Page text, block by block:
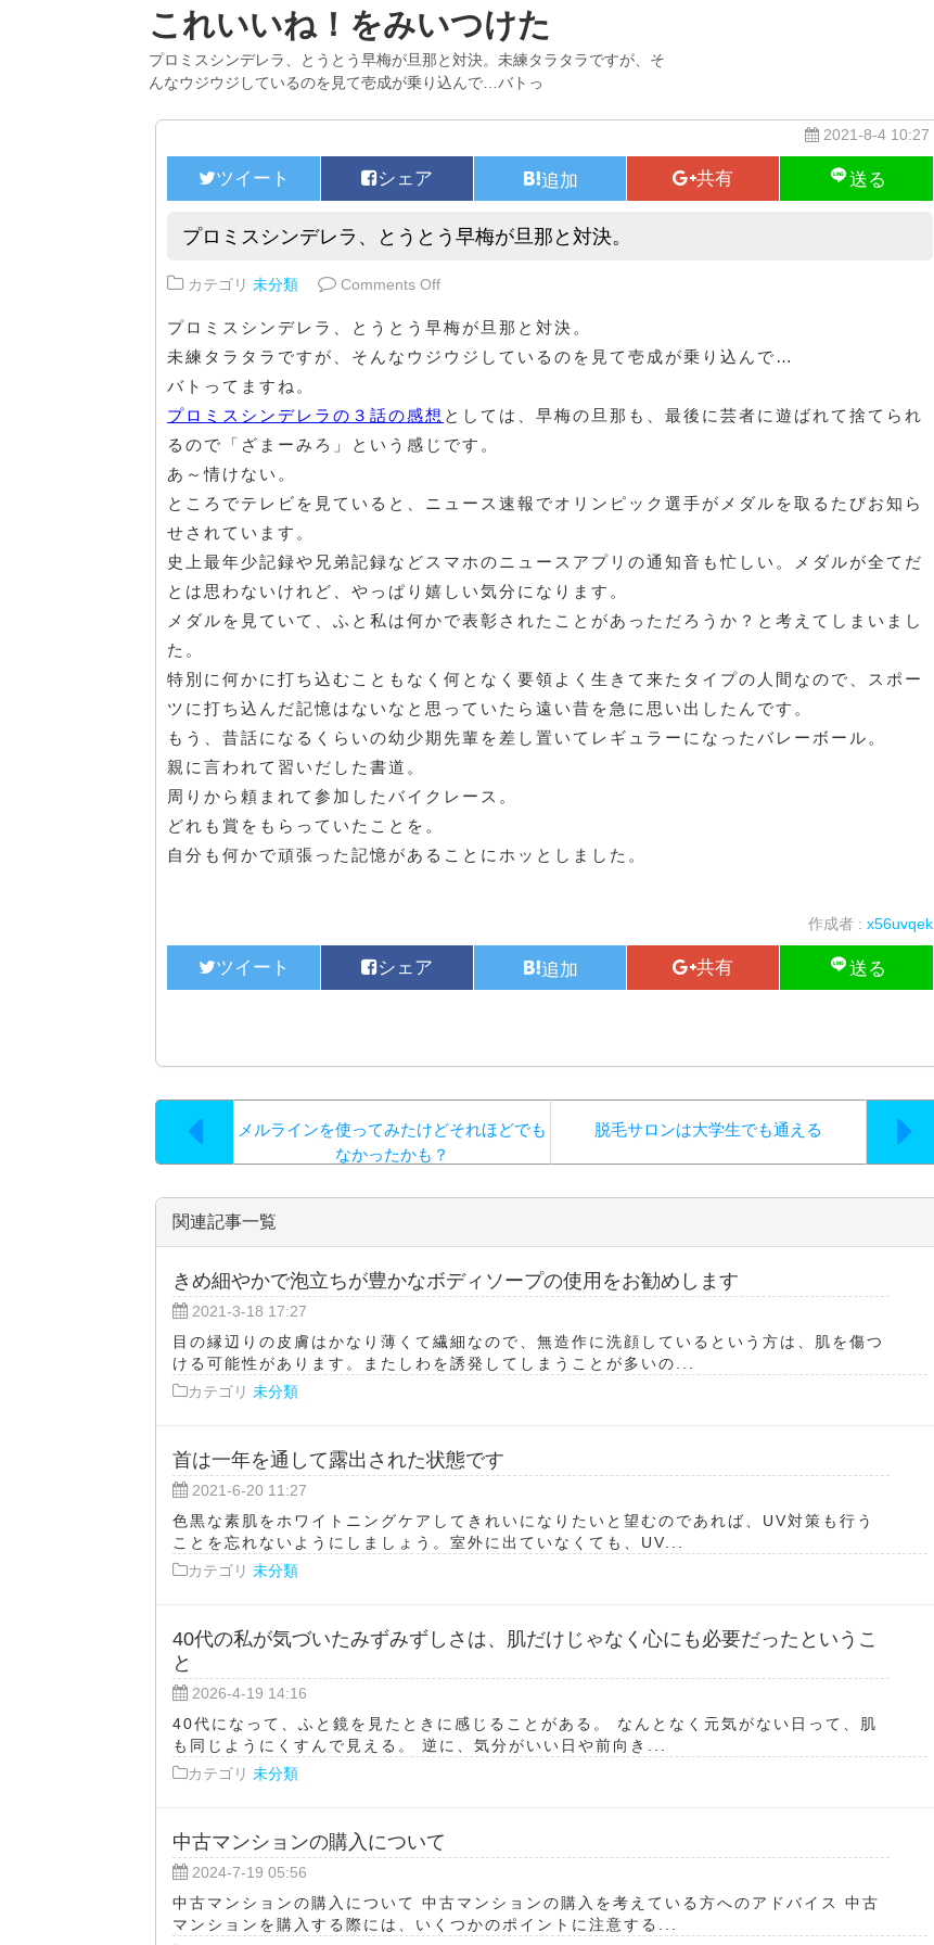
これいいね！をみいつけた
プロミスシンデレラ、とうとう早梅が旦那と対決。未練タラタラですが、そ
んなウジウジしているのを見て壱成が乗り込んで…バトっ
2021-8-4 10:27
プロミスシンデレラ、とうとう早梅が旦那と対決。
カテゴリ 未分類 Comments Offon プロミスシンデレラ、とうとう早梅が旦那と対決。
プロミスシンデレラ、とうとう早梅が旦那と対決。
未練タラタラですが、そんなウジウジしているのを見て壱成が乗り込んで…
バトってますね。
プロミスシンデレラの３話の感想 としては、早梅の旦那も、最後に芸者に遊ばれて捨てられ
るので「ざまーみろ」という感じです。
あ～情けない。
ところでテレビを見ていると、ニュース速報でオリンピック選手がメダルを取るたびお知ら
せされています。
史上最年少記録や兄弟記録などスマホのニュースアプリの通知音も忙しい。メダルが全てだ
とは思わないけれど、やっぱり嬉しい気分になります。
メダルを見ていて、ふと私は何かで表彰されたことがあっただろうか？と考えてしまいまし
た。
特別に何かに打ち込むこともなく何となく要領よく生きて来たタイプの人間なので、スポー
ツに打ち込んだ記憶はないなと思っていたら遠い昔を急に思い出したんです。
もう、昔話になるくらいの幼少期先輩を差し置いてレギュラーになったバレーボール。
親に言われて習いだした書道。
周りから頼まれて参加したバイクレース。
どれも賞をもらっていたことを。
自分も何かで頑張った記憶があることにホッとしました。
作成者 : x56uvqek
メルラインを使ってみたけどそれほどでも
なかったかも？
脱毛サロンは大学生でも通える
関連記事一覧
きめ細やかで泡立ちが豊かなボディソープの使用をお勧めします
2021-3-18 17:27
目の縁辺りの皮膚はかなり薄くて繊細なので、無造作に洗顔しているという方は、肌を傷つ
ける可能性があります。またしわを誘発してしまうことが多いの...
カテゴリ 未分類
首は一年を通して露出された状態です
2021-6-20 11:27
色黒な素肌をホワイトニングケアしてきれいになりたいと望むのであれば、UV対策も行う
ことを忘れないようにしましょう。室外に出ていなくても、UV...
カテゴリ 未分類
40代の私が気づいたみずみずしさは、肌だけじゃなく心にも必要だったというこ
と
2026-4-19 14:16
40代になって、ふと鏡を見たときに感じることがある。 なんとなく元気がない日って、肌
も同じようにくすんで見える。 逆に、気分がいい日や前向き...
カテゴリ 未分類
中古マンションの購入について
2024-7-19 05:56
中古マンションの購入について 中古マンションの購入を考えている方へのアドバイス 中古
マンションを購入する際には、いくつかのポイントに注意する...